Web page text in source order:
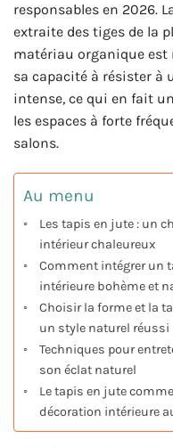
responsables en 2026.
extraite des tiges de la
matériau organique est
sa capacité à résister
intense, ce qui en fait
les espaces à forte
salons.
Au menu
Les tapis en jute : un
intérieur chaleureux
Comment intégrer un
intérieure bohème et
Choisir la forme et la
un style naturel réussi
Techniques pour
son éclat naturel
Le tapis en jute
décoration intérieure